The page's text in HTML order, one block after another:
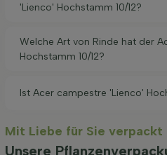
'Lienco' Hochstamm 10/12?
Welche Art von Rinde hat der
Hochstamm 10/12?
Ist Acer campestre 'Lienco'
Mit Liebe für Sie verpackt
Unsere